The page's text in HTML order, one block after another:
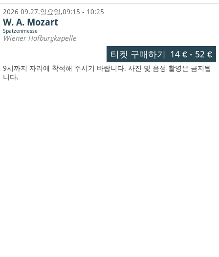
2026 09.27.일요일,09:15 - 10:25
W. A. Mozart
Spatzenmesse
Wiener Hofburgkapelle
티켓 구매하기 14 €- 52 €
9시까지 자리에 착석해 주시기 바랍니다. 사진 및 음성 촬영은 금지됩
니다.